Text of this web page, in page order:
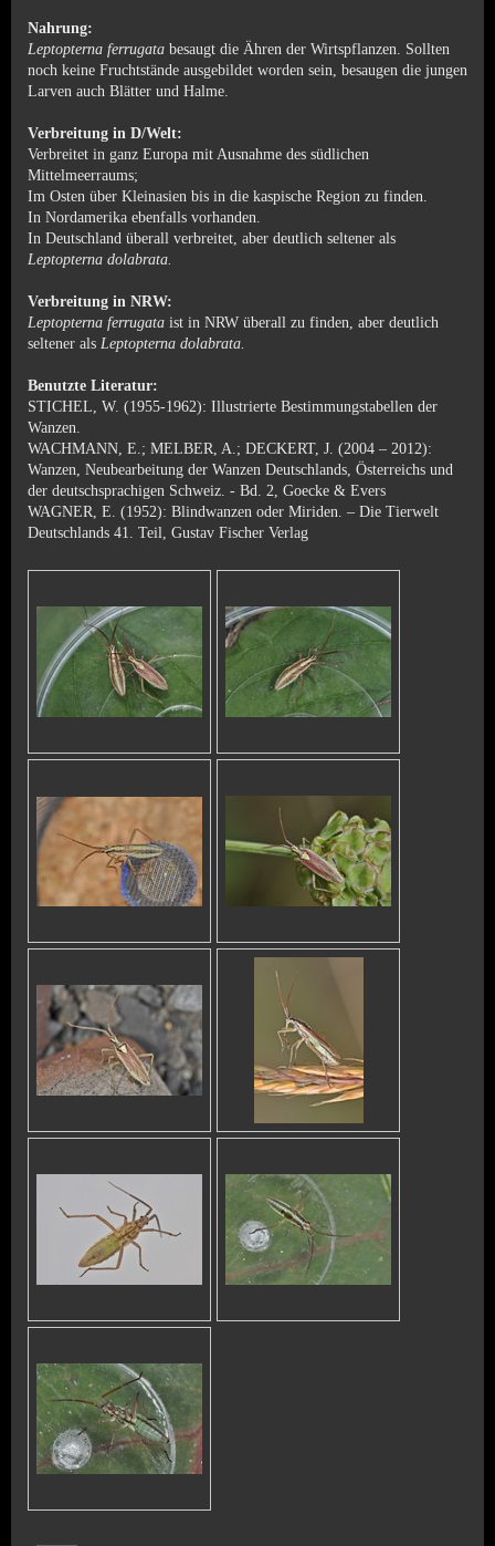
Nahrung:
Leptopterna ferrugata besaugt die Ähren der Wirtspflanzen. Sollten
noch keine Fruchtstände ausgebildet worden sein, besaugen die jungen
Larven auch Blätter und Halme.
Verbreitung in D/Welt:
Verbreitet in ganz Europa mit Ausnahme des südlichen
Mittelmeerraums;
Im Osten über Kleinasien bis in die kaspische Region zu finden.
In Nordamerika ebenfalls vorhanden.
In Deutschland überall verbreitet, aber deutlich seltener als
Leptopterna dolabrata.
Verbreitung in NRW:
Leptopterna ferrugata ist in NRW überall zu finden, aber deutlich
seltener als Leptopterna dolabrata.
Benutzte Literatur:
STICHEL, W. (1955-1962): Illustrierte Bestimmungstabellen der
Wanzen.
WACHMANN, E.; MELBER, A.; DECKERT, J. (2004 – 2012):
Wanzen, Neubearbeitung der Wanzen Deutschlands, Österreichs und
der deutschsprachigen Schweiz. - Bd. 2, Goecke & Evers
WAGNER, E. (1952): Blindwanzen oder Miriden. – Die Tierwelt
Deutschlands 41. Teil, Gustav Fischer Verlag